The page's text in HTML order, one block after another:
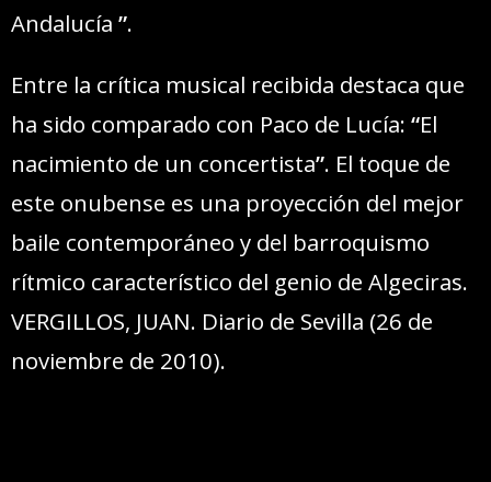
Andalucía ”.
Entre la crítica musical recibida destaca que
ha sido comparado con Paco de Lucía: “El
nacimiento de un concertista”. El toque de
este onubense es una proyección del mejor
baile contemporáneo y del barroquismo
rítmico característico del genio de Algeciras.
VERGILLOS, JUAN. Diario de Sevilla (26 de
noviembre de 2010).